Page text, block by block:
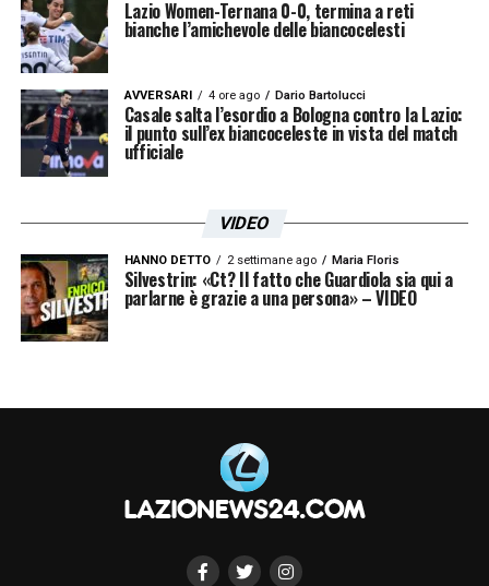
Lazio Women-Ternana 0-0, termina a reti
bianche l’amichevole delle biancocelesti
AVVERSARI 4 ore ago Dario Bartolucci
Casale salta l’esordio a Bologna contro la Lazio:
il punto sull’ex biancoceleste in vista del match
ufficiale
VIDEO
HANNO DETTO 2 settimane ago Maria Floris
Silvestrin: «Ct? Il fatto che Guardiola sia qui a
parlarne è grazie a una persona» – VIDEO